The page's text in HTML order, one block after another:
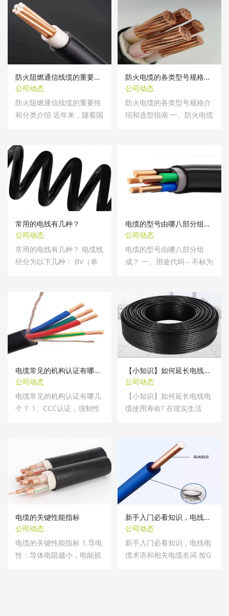
防火阻燃通信线缆的重要性和分类介绍
公司动态
防火阻燃通信线缆的重要性
和分类介绍 近年来，随着国
防火电缆的各类型号规格介绍和选型指南
公司动态
防火电缆的各类型号规格介
绍和选型指南 一、防火电缆
常用的电线有几种？
公司动态
常用的电线有几种？ 电缆线
经分为以下几种： BV（单
电缆的型号由哪八部分组成？
公司动态
电缆的型号由哪八部分组
成？ 一、用途代码－不标为
电缆常见的机构认证有哪几个？
公司动态
电缆常见的机构认证有哪几
个？ 1、CCC认证，强制性
【小知识】如何延长电线电缆使用寿命
公司动态
【小知识】如何延长电线电
缆使用寿命? 在现实生活
电缆的关键性能指标
公司动态
电缆的关键性能指标 1.导电
性：导体电阻越小，电能损
新手入门必看知识，电线电缆术语和相关
公司动态
新手入门必看知识，电线电
缆术语和相关电缆名词 按G